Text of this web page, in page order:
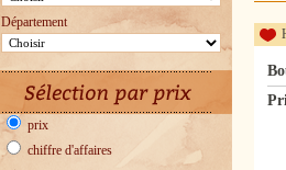
Département
prix
chiffre d'affaires